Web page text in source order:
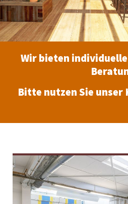
Wir bieten
Bitte nutzen Sie